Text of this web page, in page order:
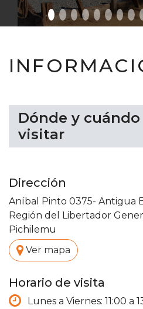
Dónde y cuándo
visitar
Dirección
Aníbal Pinto 0375- Antigua
Región del Libertador
Pichilemu
. Ver mapa
Horario de visita
Lunes a Viernes: 11:00 a